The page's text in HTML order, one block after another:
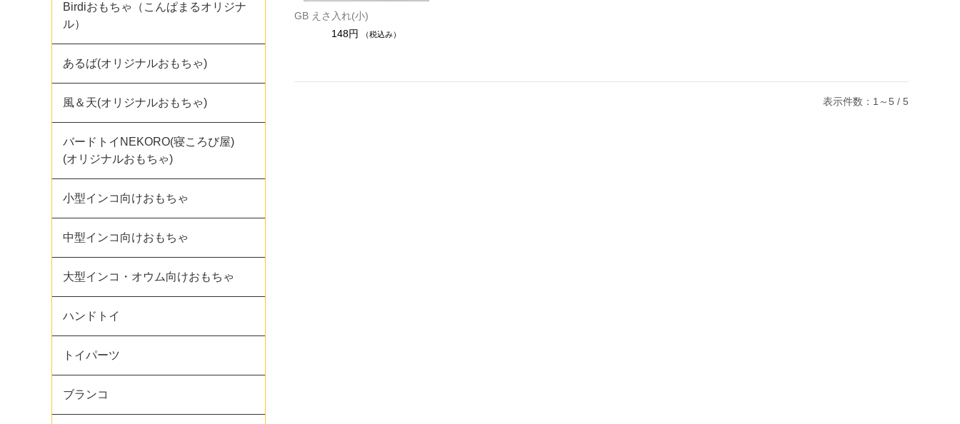
GB えさ入れ(小)
148円
（税込み）
表示件数：1～5 / 5
Birdiおもちゃ（こんぱまるオリジナ
ル）
あるば(オリジナルおもちゃ)
風＆天(オリジナルおもちゃ)
バードトイNEKORO(寝ころび屋)
(オリジナルおもちゃ)
小型インコ向けおもちゃ
中型インコ向けおもちゃ
大型インコ・オウム向けおもちゃ
ハンドトイ
トイパーツ
ブランコ